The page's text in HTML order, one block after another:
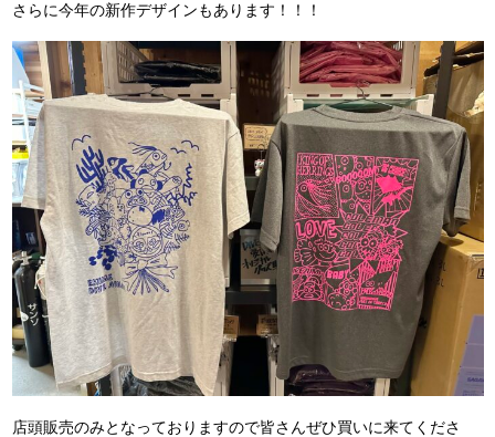
さらに今年の新作デザインもあります！！！
店頭販売のみとなっておりますので皆さんぜひ買いに来てくださ